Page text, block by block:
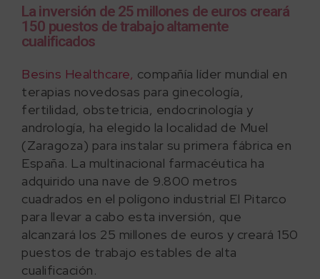
La inversión de 25 millones de euros creará
150 puestos de trabajo altamente
cualificados
Besins Healthcare, compañía líder mundial en
terapias novedosas para ginecología,
fertilidad, obstetricia, endocrinología y
andrología, ha elegido la localidad de Muel
(Zaragoza) para instalar su primera fábrica en
España. La multinacional farmacéutica ha
adquirido una nave de 9.800 metros
cuadrados en el polígono industrial El Pitarco
para llevar a cabo esta inversión, que
alcanzará los 25 millones de euros y creará 150
puestos de trabajo estables de alta
cualificación.